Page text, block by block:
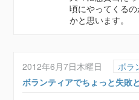
頃にやってくる
かと思います。
2012年6月7日木曜日
ボラ
ボランティアでちょっと失敗